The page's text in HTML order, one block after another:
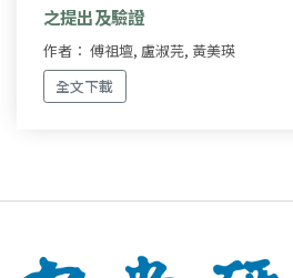
之提出及驗證
作者： 傅祖壇, 盧淑芫, 黃美瑛
全文下載